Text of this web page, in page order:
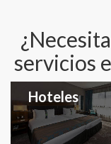
servicios
Hoteles